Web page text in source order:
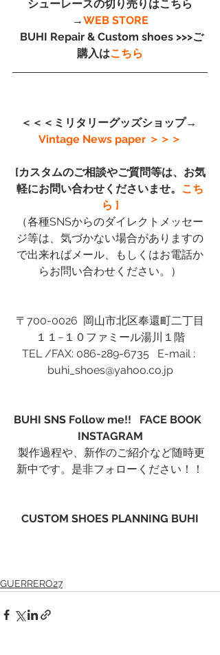
シューレースの切り売りはこちら
→WEB STORE
購入はこちら
＜＜＜ミリタリーグッズショップ→
Vintage News paper ＞＞＞
[カスタムのご相談やご質問等は、お気
軽にお問い合わせくださいませ。 こち
ら ]
（各種SNSからのダイレクトメッセー
ジ等は、気づかない場合がありますの
で出来ればメール、もしくはお電話か
らお問い合わせください。）
〒700-0026  岡山市北区奉還町二丁目
１１−１０ファミール湯川１階
TEL /FAX: 086-289-6735   E-mail :
buhi_shoes@yahoo.co.jp
BUHI SNS Follow me!!   FACE BOOK
INSTAGRAM
新中です。是非フォローください！！
CUSTOM SHOES PLANNING BUHI
GUERRERO27